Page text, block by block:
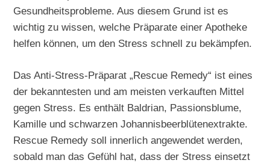
Gesundheitsprobleme. Aus diesem Grund ist es
wichtig zu wissen, welche Präparate einer Apotheke
helfen können, um den Stress schnell zu bekämpfen.
Das Anti-Stress-Präparat „Rescue Remedy“ ist eines
der bekanntesten und am meisten verkauften Mittel
gegen Stress. Es enthält Baldrian, Passionsblume,
Kamille und schwarzen Johannisbeerblütenextrakte.
Rescue Remedy soll innerlich angewendet werden,
sobald man das Gefühl hat, dass der Stress einsetzt